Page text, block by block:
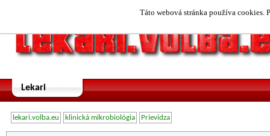
Táto webová stránka používa cookies.
Lekari
lekari.volba.eu klinická mikrobiológia Prievidza